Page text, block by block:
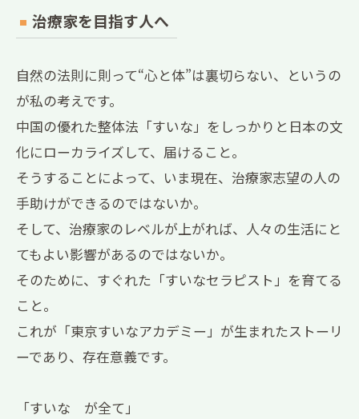
治療家を目指す人へ
自然の法則に則って“心と体”は裏切らない、というの
が私の考えです。
中国の優れた整体法「すいな」をしっかりと日本の文
化にローカライズして、届けること。
そうすることによって、いま現在、治療家志望の人の
手助けができるのではないか。
そして、治療家のレベルが上がれば、人々の生活にと
てもよい影響があるのではないか。
そのために、すぐれた「すいなセラピスト」を育てる
こと。
これが「東京すいなアカデミー」が生まれたストーリ
ーであり、存在意義です。
「すいな が全て」